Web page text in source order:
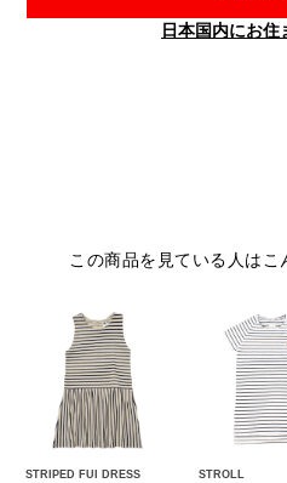
日本国内にお住
この商品を見ている人はこ
STRIPED FUI DRESS STROLL